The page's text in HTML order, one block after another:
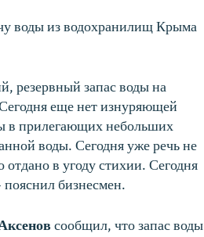
воды из водохранилищ Крыма
резервный запас воды на
еще нет изнуряющей
в прилегающих небольших
воды. Сегодня уже речь не
отдано в угоду стихии. Сегодня
бизнесмен.
сообщил, что запас воды